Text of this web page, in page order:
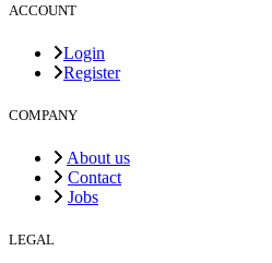
ACCOUNT
Login
Register
COMPANY
About us
Contact
Jobs
LEGAL